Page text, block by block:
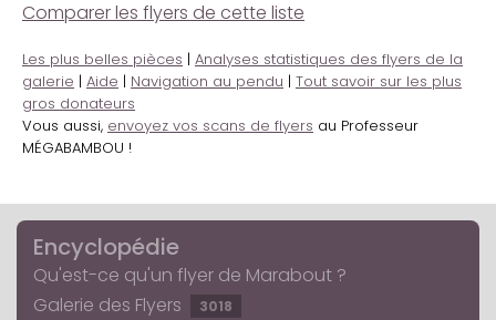
Comparer les flyers de cette liste
Les plus belles pièces | Analyses statistiques des flyers de la
galerie | Aide | Navigation au pendu | Tout savoir sur les plus
gros donateurs
Vous aussi, envoyez vos scans de flyers au Professeur
MÉGABAMBOU !
Encyclopédie
Qu'est-ce qu'un flyer de Marabout ?
Galerie des Flyers
3018